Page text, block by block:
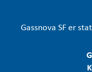
Gassnova SF er